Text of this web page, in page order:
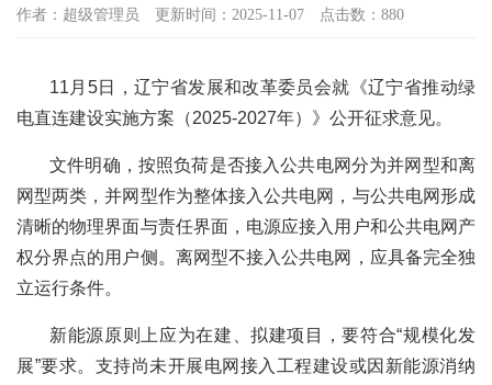
作者：超级管理员 更新时间：2025-11-07 点击数：880
11月5日，辽宁省发展和改革委员会就《辽宁省推动绿
电直连建设实施方案（2025-2027年）》公开征求意见。
文件明确，按照负荷是否接入公共电网分为并网型和离
网型两类，并网型作为整体接入公共电网，与公共电网形成
清晰的物理界面与责任界面，电源应接入用户和公共电网产
权分界点的用户侧。离网型不接入公共电网，应具备完全独
立运行条件。
新能源原则上应为在建、拟建项目，要符合“规模化发
展”要求。支持尚未开展电网接入工程建设或因新能源消纳